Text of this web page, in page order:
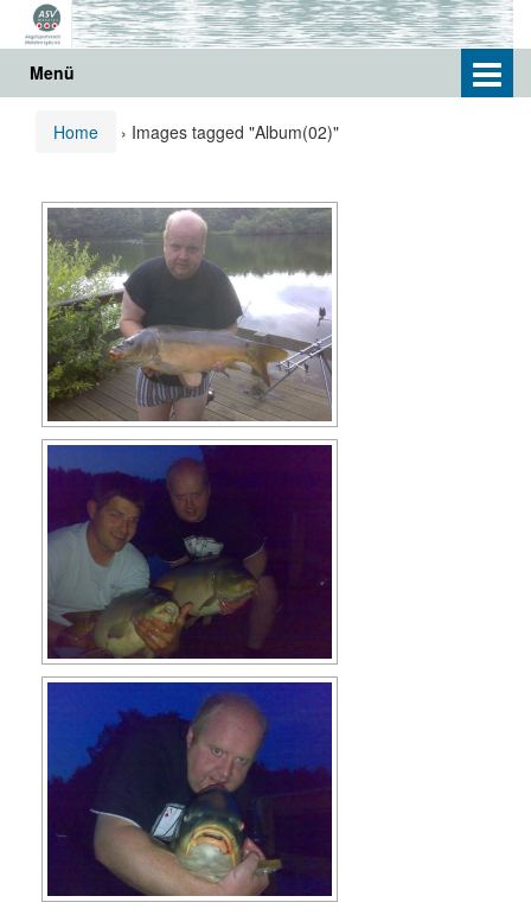
Springe
zum
Hauptmenü
Menü
Home › Images tagged "Album(02)"